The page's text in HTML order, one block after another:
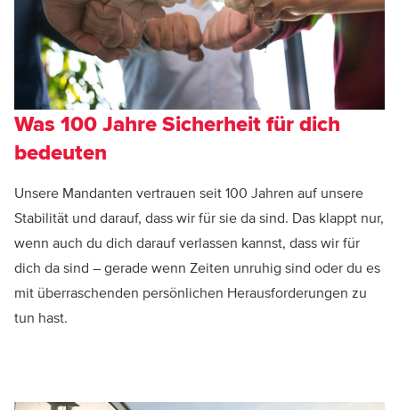
Was 100 Jahre Sicherheit für dich
bedeuten
Unsere Mandanten vertrauen seit 100 Jahren auf unsere
Stabilität und darauf, dass wir für sie da sind. Das klappt nur,
wenn auch du dich darauf verlassen kannst, dass wir für
dich da sind – gerade wenn Zeiten unruhig sind oder du es
mit überraschenden persönlichen Herausforderungen zu
tun hast.